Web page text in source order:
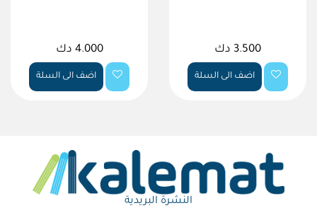
4.000 دك
اضف الى السلة
3.500 دك
اضف الى السلة
النشرة البريدية